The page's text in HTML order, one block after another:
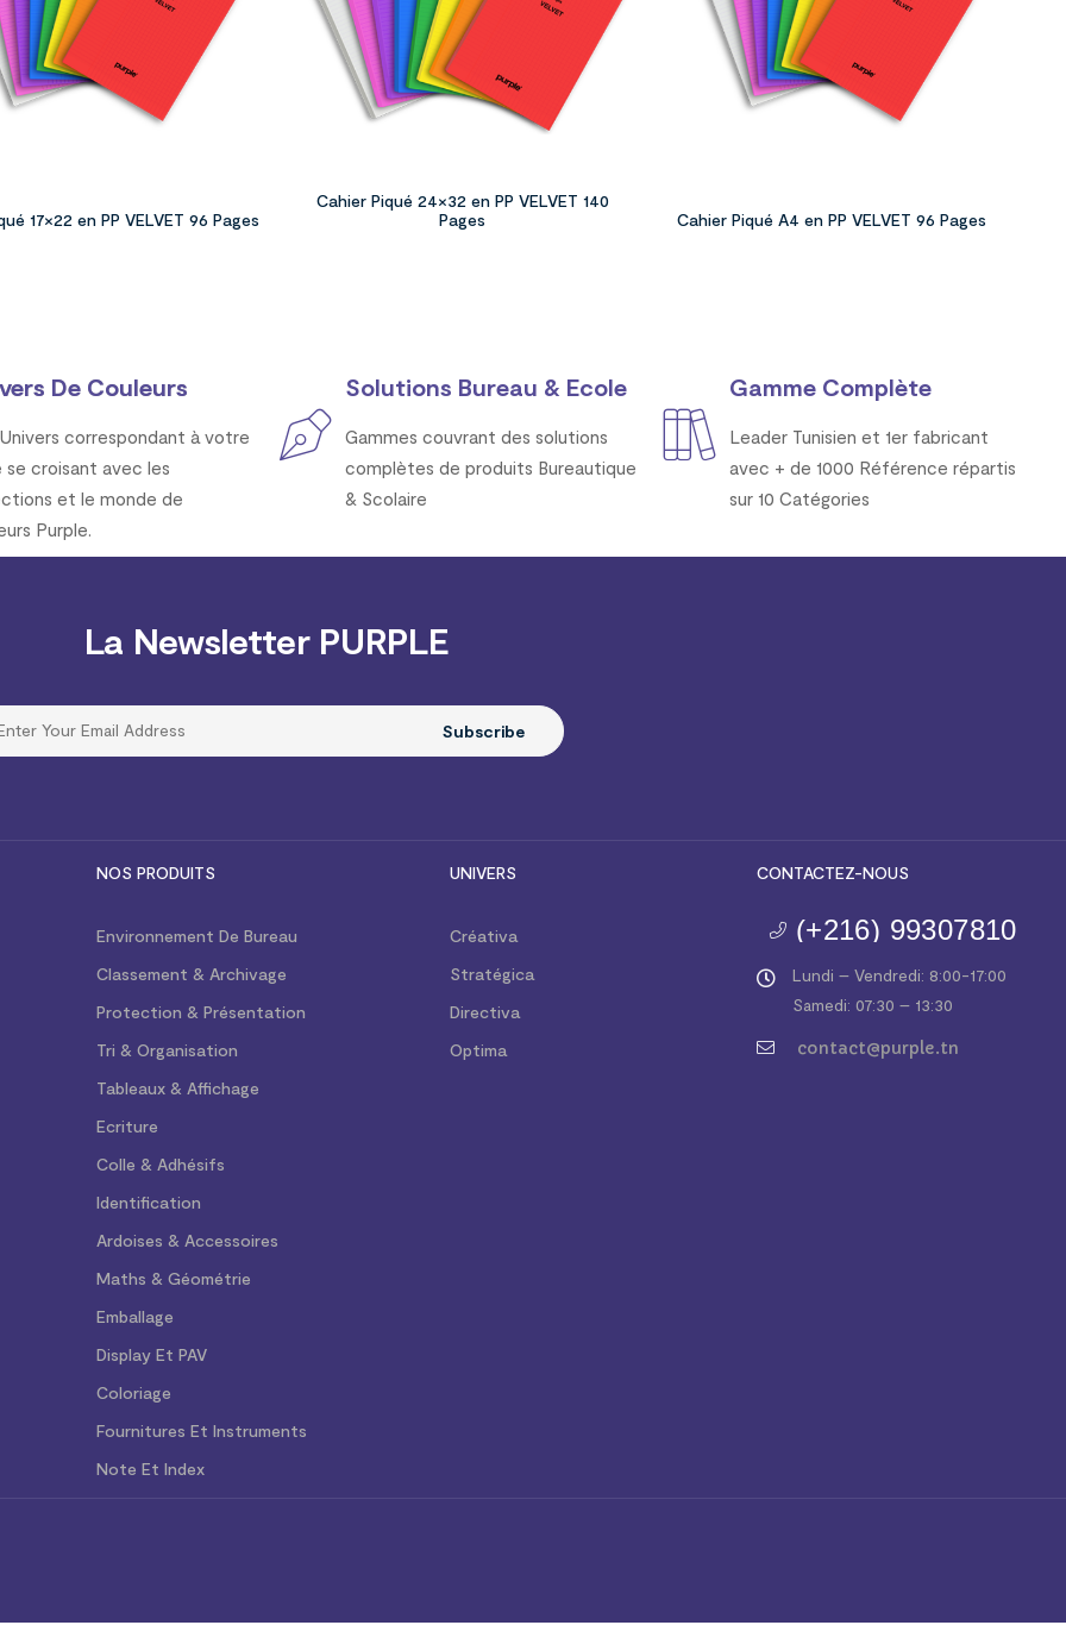
17×22 en PP VELVET 96 Pages
Cahier Piqué 24×32 en PP VELVET 140
Pages
Cahier Piqué A4 en PP VELVET 96 Pages
De Couleurs
correspondant à votre
se croisant avec les
et le monde de
Purple.
Solutions Bureau & Ecole
Gammes couvrant des solutions
complètes de produits Bureautique
& Scolaire
Gamme Complète
Leader Tunisien et 1er fabricant
avec + de 1000 Référence répartis
sur 10 Catégories
La Newsletter PURPLE
Subscribe
NOS PRODUITS
Environnement De Bureau
Classement & Archivage
Protection & Présentation
Tri & Organisation
Tableaux & Affichage
Ecriture
Colle & Adhésifs
Identification
Ardoises & Accessoires
Maths & Géométrie
Emballage
Display Et PAV
Coloriage
Fournitures Et Instruments
Note Et Index
UNIVERS
Créativa
Stratégica
Directiva
Optima
CONTACTEZ-NOUS
(+216) 99307810
Lundi – Vendredi: 8:00-17:00
Samedi: 07:30 – 13:30
contact@purple.tn